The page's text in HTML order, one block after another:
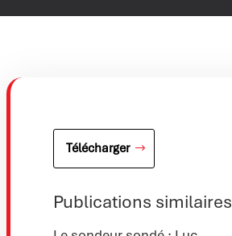
Télécharger
Publications similaires